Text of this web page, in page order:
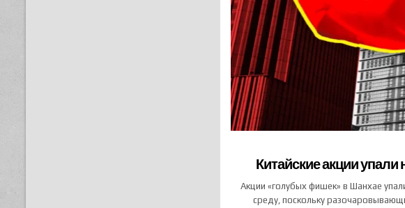
Китайские акции
Акции «голубых фишек» в Шанхае
среду, поскольку